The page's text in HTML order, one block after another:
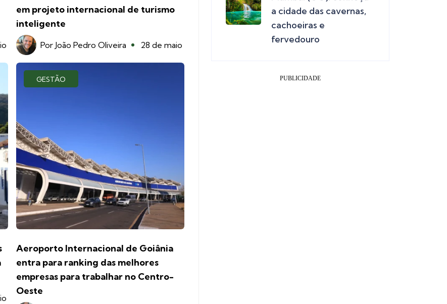
em projeto internacional de turismo
inteligente
Por João Pedro Oliveira 28 de maio
GESTÃO
Aeroporto Internacional de Goiânia
entra para ranking das melhores
empresas para trabalhar no Centro-
Oeste
a cidade das cavernas,
cachoeiras e
fervedouro